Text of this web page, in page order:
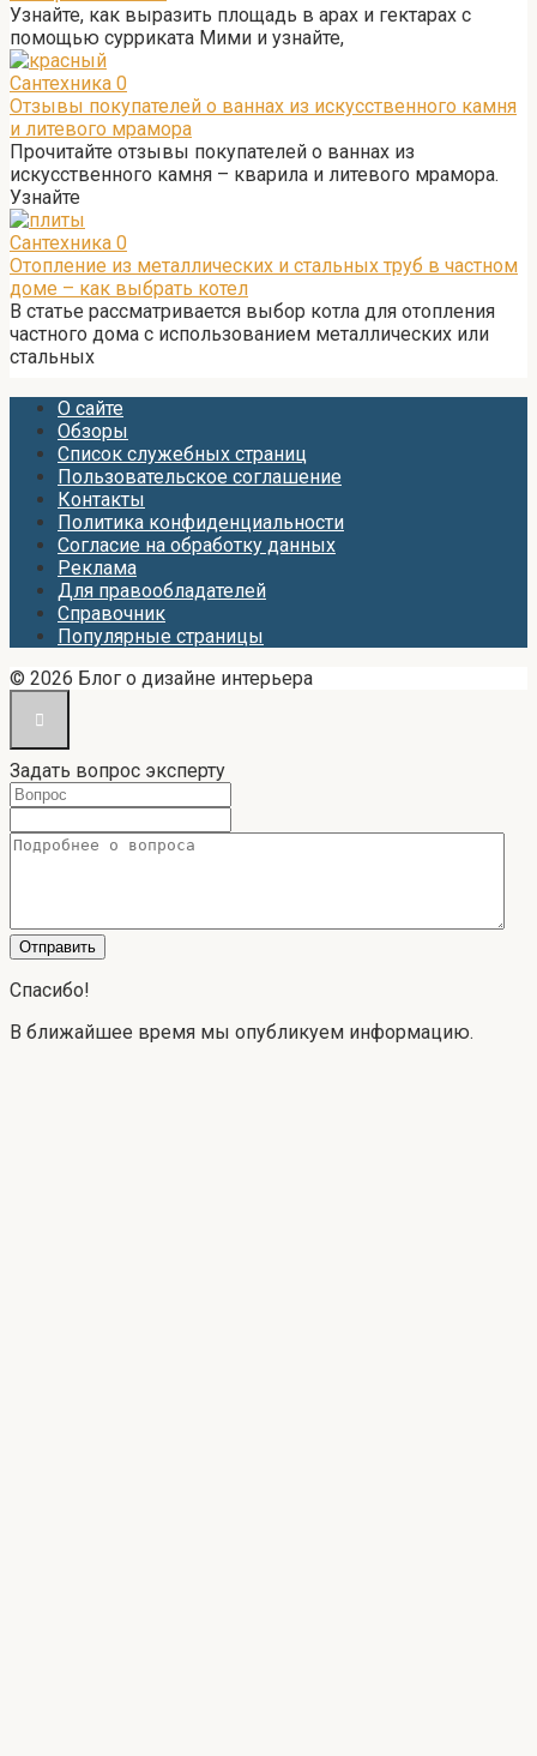
Узнайте, как выразить площадь в арах и гектарах с
помощью сурриката Мими и узнайте,
Сантехника 0
Отзывы покупателей о ваннах из искусственного камня
и литевого мрамора
Прочитайте отзывы покупателей о ваннах из
искусственного камня – кварила и литевого мрамора.
Узнайте
Сантехника 0
Отопление из металлических и стальных труб в частном
доме – как выбрать котел
В статье рассматривается выбор котла для отопления
частного дома с использованием металлических или
стальных
О сайте
Обзоры
Список служебных страниц
Пользовательское соглашение
Контакты
Политика конфиденциальности
Согласие на обработку данных
Реклама
Для правообладателей
Справочник
Популярные страницы
© 2026 Блог о дизайне интерьера
Задать вопрос эксперту
Спасибо!
В ближайшее время мы опубликуем информацию.